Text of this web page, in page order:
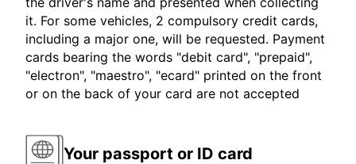
it. For some vehicles, 2 compulsory credit cards,
including a major one, will be requested. Payment
cards bearing the words "debit card", "prepaid",
"electron", "maestro", "ecard" printed on the front
or on the back of your card are not accepted
Your passport or ID card